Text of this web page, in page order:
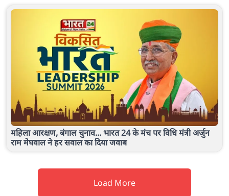
महिला आरक्षण, बंगाल चुनाव... भारत 24 के मंच पर विधि मंत्री अर्जुन
राम मेघवाल ने हर सवाल का दिया जवाब
Load More